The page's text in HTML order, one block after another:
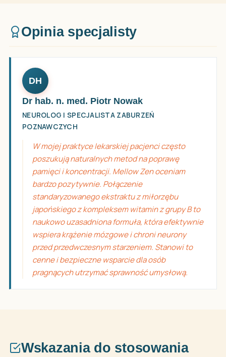
Opinia specjalisty
DH
Dr hab. n. med. Piotr Nowak
NEUROLOG I SPECJALISTA ZABURZEŃ
POZNAWCZYCH
W mojej praktyce lekarskiej pacjenci często
poszukują naturalnych metod na poprawę
pamięci i koncentracji. Mellow Zen oceniam
bardzo pozytywnie. Połączenie
standaryzowanego ekstraktu z miłorzębu
japońskiego z kompleksem witamin z grupy B to
naukowo uzasadniona formuła, która efektywnie
wspiera krążenie mózgowe i chroni neurony
przed przedwczesnym starzeniem. Stanowi to
cenne i bezpieczne wsparcie dla osób
pragnących utrzymać sprawność umysłową.
Wskazania do stosowania